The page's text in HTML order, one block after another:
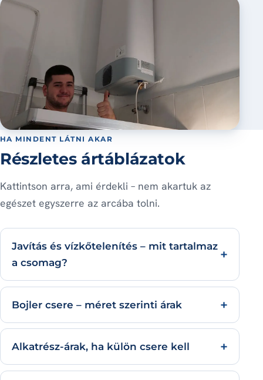
HA MINDENT LÁTNI AKAR
Részletes ártáblázatok
Kattintson arra, ami érdekli – nem akartuk az
egészet egyszerre az arcába tolni.
Javítás és vízkőtelenítés – mit tartalmaz
a csomag?
Bojler csere – méret szerinti árak
Alkatrész-árak, ha külön csere kell